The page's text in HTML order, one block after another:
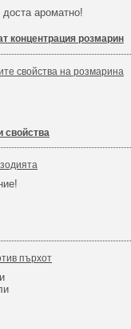
доста ароматно!
концентрация розмарин
свойства на розмарина
свойства
пърхот